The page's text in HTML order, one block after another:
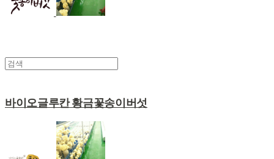
바이오글루칸 황금꽃송이버섯